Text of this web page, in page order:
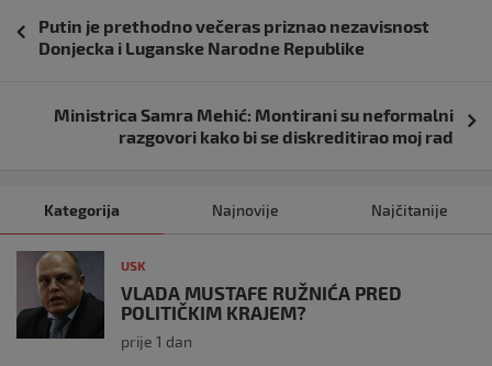
objava
Putin je prethodno večeras priznao nezavisnost
Donjecka i Luganske Narodne Republike
Ministrica Samra Mehić: Montirani su neformalni
razgovori kako bi se diskreditirao moj rad
Kategorija Najnovije Najčitanije
USK
VLADA MUSTAFE RUŽNIĆA PRED
POLITIČKIM KRAJEM?
prije 1 dan